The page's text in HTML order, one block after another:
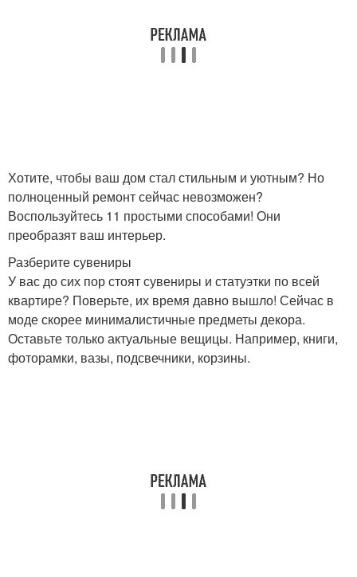
Хотите, чтобы ваш дом стал стильным и уютным? Но
полноценный ремонт сейчас невозможен?
Воспользуйтесь 11 простыми способами! Они
преобразят ваш интерьер.
Разберите сувениры
У вас до сих пор стоят сувениры и статуэтки по всей
квартире? Поверьте, их время давно вышло! Сейчас в
моде скорее минималистичные предметы декора.
Оставьте только актуальные вещицы. Например, книги,
фоторамки, вазы, подсвечники, корзины.